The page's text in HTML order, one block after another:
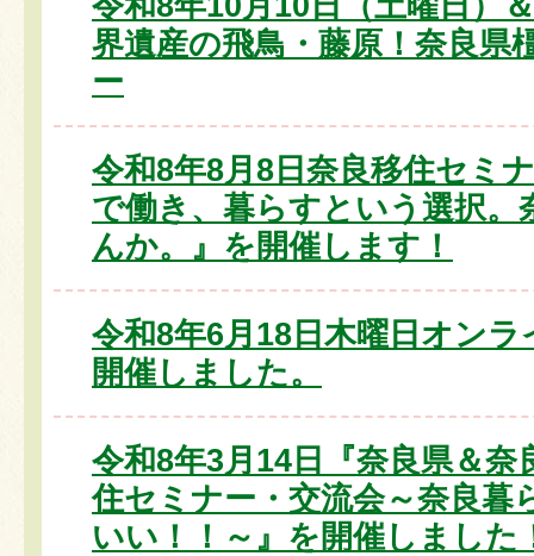
界遺産の飛鳥・藤原！奈良県
ー
令和8年8月8日奈良移住セミ
で働き、暮らすという選択。
んか。』を開催します！
令和8年6月18日木曜日オン
開催しました。
令和8年3月14日『奈良県＆奈
住セミナー・交流会～奈良暮
いい！！～』を開催しました